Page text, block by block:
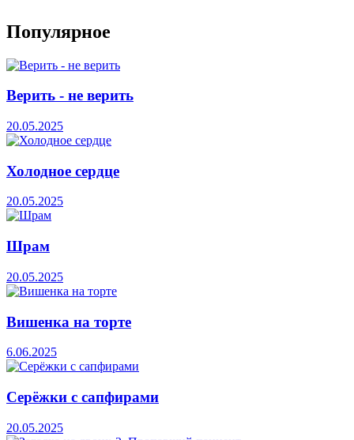
Популярное
Верить - не верить
20.05.2025
Холодное сердце
20.05.2025
Шрам
20.05.2025
Вишенка на торте
6.06.2025
Серёжки с сапфирами
20.05.2025